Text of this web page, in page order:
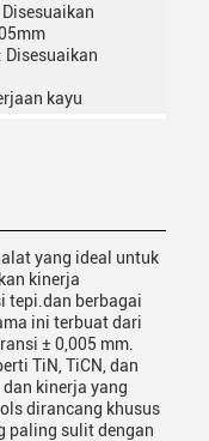
Disesuaikan
kayu
alat yang ideal untuk
kinerja
tepi.dan berbagai
ini terbuat dari
± 0,005 mm.
TiN, TiCN, dan
kinerja yang
dirancang khusus
paling sulit dengan